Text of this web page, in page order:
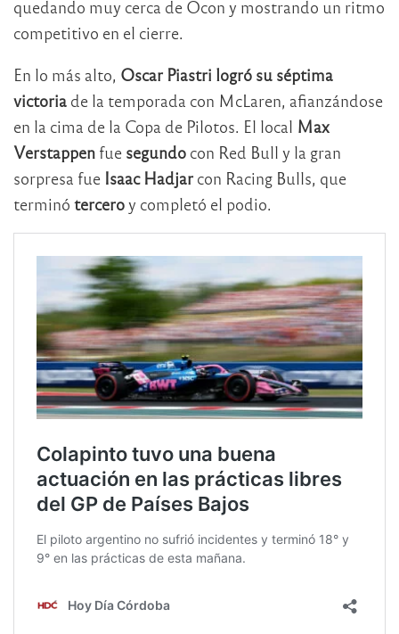
quedando muy cerca de Ocon y mostrando un ritmo
competitivo en el cierre.
En lo más alto, Oscar Piastri logró su séptima
victoria de la temporada con McLaren, afianzándose
en la cima de la Copa de Pilotos. El local Max
Verstappen fue segundo con Red Bull y la gran
sorpresa fue Isaac Hadjar con Racing Bulls, que
terminó terceroy completó el podio.